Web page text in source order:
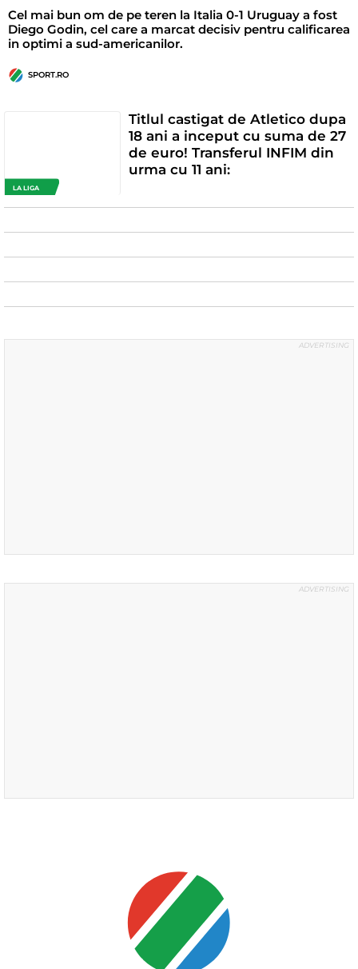
Cel mai bun om de pe teren la Italia 0-1 Uruguay a fost
Diego Godin, cel care a marcat decisiv pentru calificarea
in optimi a sud-americanilor.
SPORT.RO
LA LIGA
Titlul castigat de Atletico dupa
18 ani a inceput cu suma de 27
de euro! Transferul INFIM din
urma cu 11 ani: